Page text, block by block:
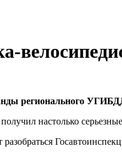
регионального
настолько